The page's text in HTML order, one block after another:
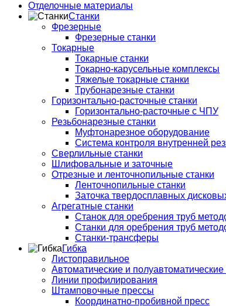
Отделочные материалы
Станки
Фрезерные
Фрезерные станки
Токарные
Токарные станки
Токарно-карусельные комплексы
Тяжелые токарные станки
Трубонарезные станки
Горизонтально-расточные станки
Горизонтально-расточные с ЧПУ
Резьбонарезные станки
Муфтонарезное оборудование
Система контроля внутренней
Сверлильные станки
Шлифовальные и заточные
Отрезные и ленточнопильные станки
Ленточнопильные станки
Заточка твердосплавных
Агрегатные станки
Станок для оребрения труб
Станки для оребрения труб
Станки-трансферы
Гибка
Листоправильное
Автоматические и
Линии профилирования
Штамповочные прессы
Координатно-пробивной пресс